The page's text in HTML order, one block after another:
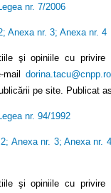
nr. 7/2006
; Anexa nr. 3; Anexa nr. 4
şi opiniile cu
mail dorina.tacu@cnpp.ro
pe site. Publicat
nr. 94/1992
; Anexa nr. 3;Anexa nr. 4
şi opiniile cu privire